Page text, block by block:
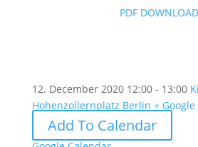
PDF DOWNLOAD
12. December 2020 12:00 - 13:00
Hohenzollernplatz Berlin +
Add To Calendar